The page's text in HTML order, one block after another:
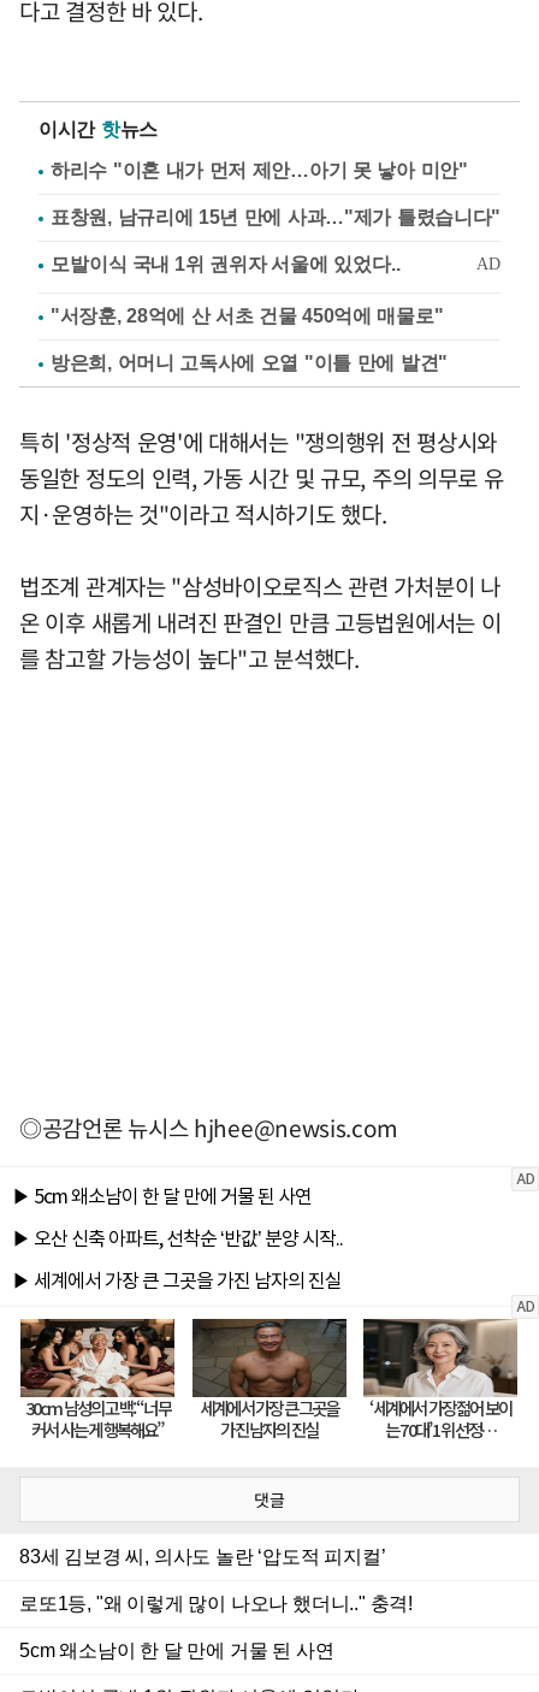
다고 결정한 바 있다.
이시간 핫뉴스
하리수 "이혼 내가 먼저 제안…아기 못 낳아 미안"
표창원, 남규리에 15년 만에 사과…"제가 틀렸습니다"
"서장훈, 28억에 산 서초 건물 450억에 매물로"
방은희, 어머니 고독사에 오열 "이틀 만에 발견"
특히 '정상적 운영'에 대해서는 "쟁의행위 전 평상시와
동일한 정도의 인력, 가동 시간 및 규모, 주의 의무로 유
지·운영하는 것"이라고 적시하기도 했다.
법조계 관계자는 "삼성바이오로직스 관련 가처분이 나
온 이후 새롭게 내려진 판결인 만큼 고등법원에서는 이
를 참고할 가능성이 높다"고 분석했다.
◎공감언론 뉴시스hjhee@newsis.com
댓글